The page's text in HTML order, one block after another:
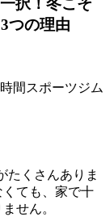
つの理由
間スポーツジム
たくさんありま
ても、家で十
せん。